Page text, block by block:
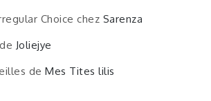
Choice chez Sarenza
Joliejye
deMes Tites lilis